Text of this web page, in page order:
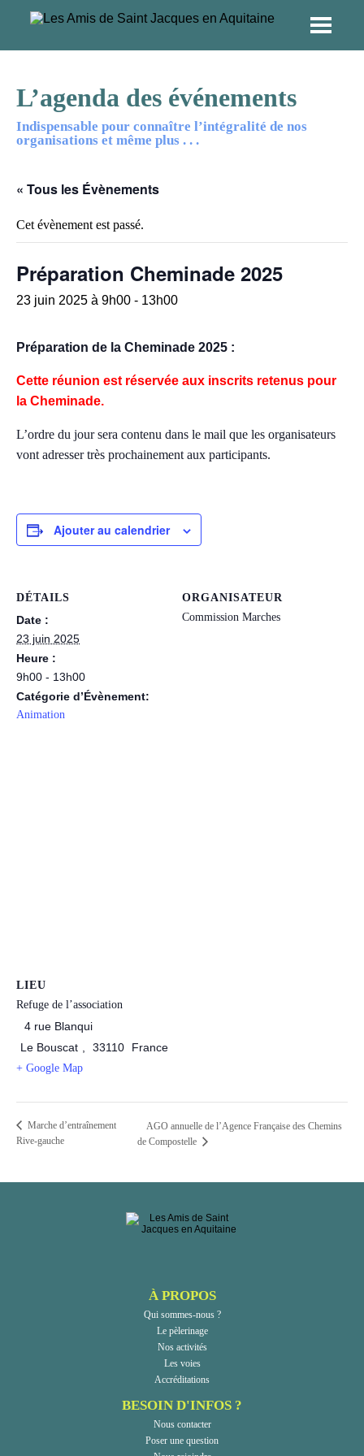
L’agenda des événements
Indispensable pour connaître l’intégralité de nos
organisations et même plus . . .
« Tous les Évènements
Cet évènement est passé.
Préparation Cheminade 2025
23 juin 2025 à 9h00 - 13h00
Préparation de la Cheminade 2025 :
Cette réunion est réservée aux inscrits retenus pour
la Cheminade.
L’ordre du jour sera contenu dans le mail que les organisateurs
vont adresser très prochainement aux participants.
Ajouter au calendrier
DÉTAILS
Date :
23 juin 2025
Heure :
9h00 - 13h00
Catégorie d’Évènement:
Animation
ORGANISATEUR
Commission Marches
LIEU
Refuge de l’association
4 rue Blanqui
Le Bouscat
33110 France
+ Google Map
Marche d’entraînement
Rive-gauche
AGO annuelle de l’Agence Française des Chemins
de Compostelle
À PROPOS
Qui sommes-nous ?
Le pèlerinage
Nos activités
Les voies
Accréditations
BESOIN D'INFOS ?
Nous contacter
Poser une question